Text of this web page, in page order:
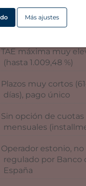
TAE máxima muy
(hasta 1.009,48 %)
Plazos muy cortos
días), pago único
Sin opción de cuotas
mensuales
Operador estonio, no
regulado por Banco
España
Más ajustes